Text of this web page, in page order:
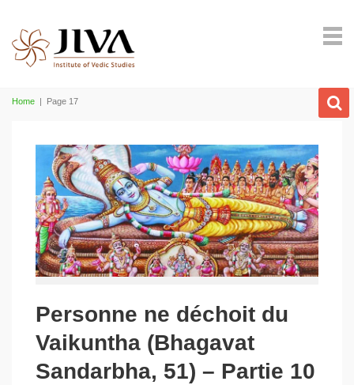
Home | Page 17
Personne ne déchoit du
Vaikuntha (Bhagavat
Sandarbha, 51) – Partie 10